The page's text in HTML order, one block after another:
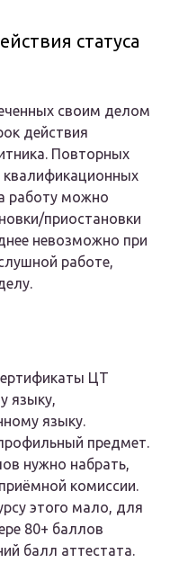
статуса
своим делом
действия
Повторных
квалификационных
работу можно
приостановки
невозможно при
работе,
ЦТ
языку,
языку.
предмет.
нужно набрать,
комиссии.
этого мало, для
80+ баллов
балл аттестата.